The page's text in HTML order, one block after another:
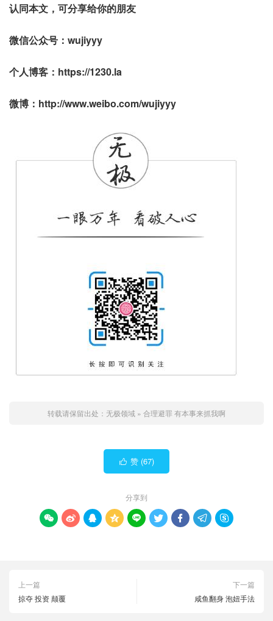
认同本文，可分享给你的朋友
微信公众号：wujiyyy
个人博客：https://1230.la
微博：http://www.weibo.com/wujiyyy
转载请保留出处： 无极领域 » 合理避罪 有本事来抓我啊
 赞 (67)
分享到
        
上一篇
掠夺 投资 颠覆
下一篇
咸鱼翻身 泡妞手法